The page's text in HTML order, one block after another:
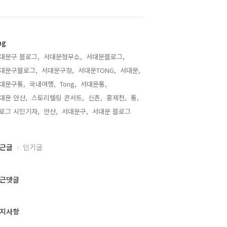
문구 블로그, 서대문형무소, 서대문블로그,
문구블로그, 서대문구청, 서대문TONG, 서대문,
문구통, 국내여행, Tong, 서대문통,
문 안산, 스토리텔링 콘서트, 신촌, 홍제천, 통,
그 시민기자, 안산, 서대문구, 서대문 블로그,
글 인기글
댓글
사항